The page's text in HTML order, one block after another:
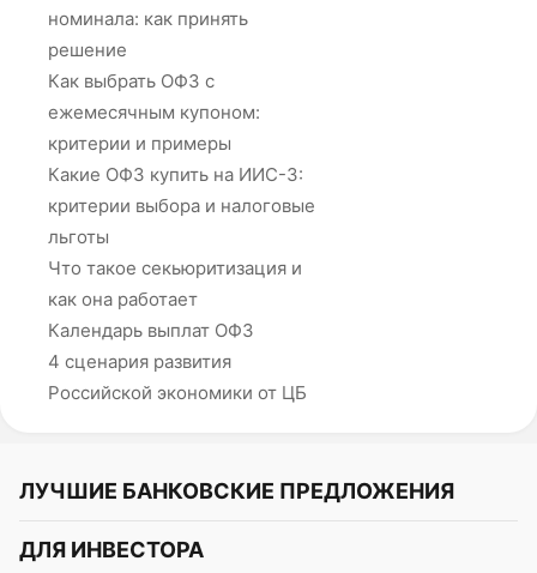
номинала: как принять
решение
Как выбрать ОФЗ с
ежемесячным купоном:
критерии и примеры
Какие ОФЗ купить на ИИС-3:
критерии выбора и налоговые
льготы
Что такое секьюритизация и
как она работает
Календарь выплат ОФЗ
4 сценария развития
Российской экономики от ЦБ
ЛУЧШИЕ БАНКОВСКИЕ ПРЕДЛОЖЕНИЯ
Альфа-Банк
ДЛЯ ИНВЕСТОРА